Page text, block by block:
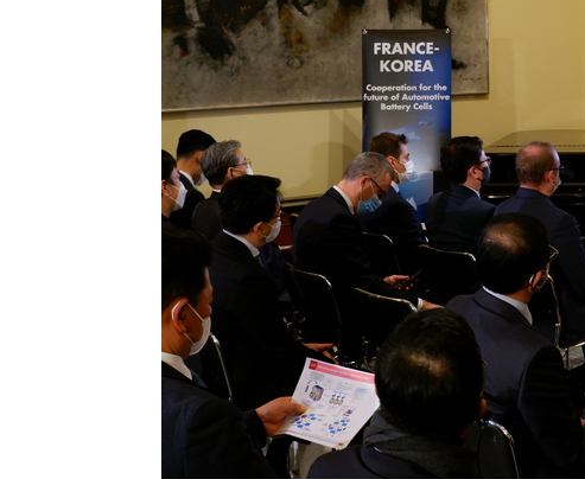
"韓 외환시장 개입 관측 배경엔 美의 대한국 무역적자 있어"
'월드컵 탈락 후폭풍' 축구협회…초유의 압수수색에 '충격·당황'
서울 낮 37.9도, 올여름 최고치 경신…영등포 순간 '40도'
[속보]종합특검, 대검 추가 압수수색…내란 중요임무종사 혐의
[속보]코스닥, 800p 회복…0.26% 오른 801.67 마감
[속보]코스피, 301.88포인트(4.58%) 내린 6296.38 마감
[속보]원·달러 환율, 0.7원 내린 1423.8원 마감
"여기 떨어졌다"…다누리, 스페이스X 로켓 달 충돌 흔적 포착
손흥민, 5경기 연속골 실패…LAFC는 승부차기 끝 과달라하라 격파
내일까지 39도 '펄펄'…기상청 "태풍 지나며 폭염 잠시 꺾인다"
트럼프, 한국계 진보 주지사 후보 맹공…"공산주의가 최대 위협"
"美간섭에 합의 지연"…트럼프, '이란 호르무즈 통제권' 수용할까
[속보]산업장관 "李정부, 원전 반대 안해…안정 전력 위해 불가피"
[속보]경찰, '홍명보 선임 논란' 대한축구협회·축구회관 등 압수수색